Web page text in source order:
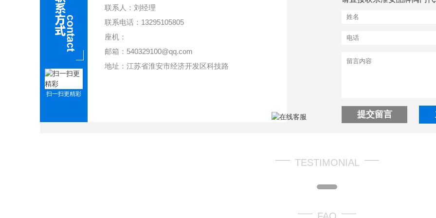
扫一扫更精彩
联系人：刘经理
联系电话：13295105805
座机：
邮箱：540329100@qq.com
地址：江苏省淮安市经济开发区科技路
提交留言
TESTIMONIAL